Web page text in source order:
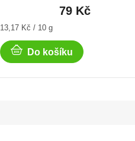
79 Kč
Měrná
13,17 Kč / 10 g
Do košíku